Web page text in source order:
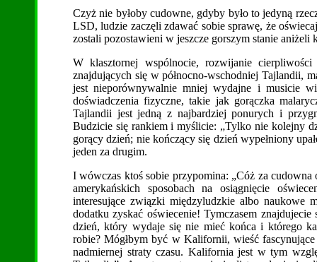
Czyż nie byłoby cudowne, gdyby było to jedyną
LSD, ludzie zaczęli zdawać sobie sprawę, że
zostali pozostawieni w jeszcze gorszym stanie
W klasztornej wspólnocie, rozwijanie
znajdujących się w północno-wschodniej Tajlandii,
jest nieporównywalnie mniej wydajne i musicie
doświadczenia fizyczne, takie jak gorączka
Tajlandii jest jedną z najbardziej ponurych i
Budzicie się rankiem i myślicie: „Tylko nie kolejny
gorący dzień; nie kończący się dzień wypełniony
jeden za drugim.
I wówczas ktoś sobie przypomina: „Cóż za
amerykańskich sposobach na osiągnięcie
interesujące związki międzyludzkie albo naukowe
dodatku zyskać oświecenie! Tymczasem
dzień, który wydaje się nie mieć końca i którego
robie? Mógłbym być w Kalifornii, wieść
nadmiernej straty czasu. Kalifornia jest w tym